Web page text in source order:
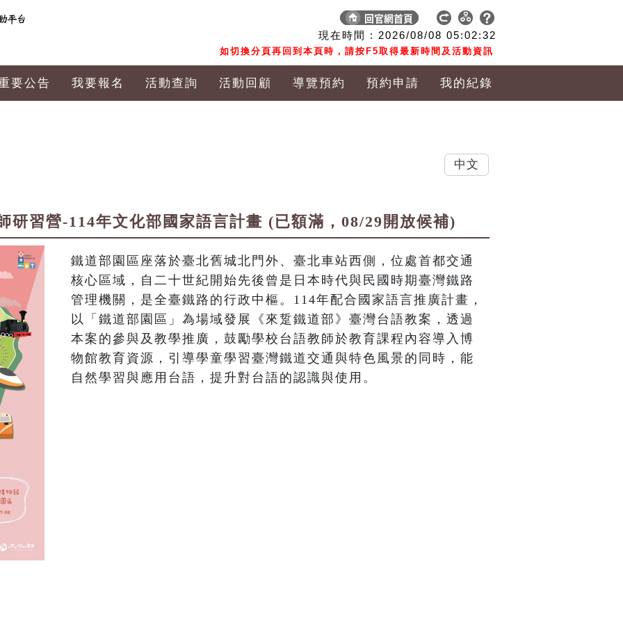
現在時間 : 2026/08/08 05:02:33
如切換分頁再回到本頁時，請按F5取得最新時間及活動資訊
要公告 我要報名 活動查詢 活動回顧 導覽預約 預約申請 我的紀錄
研習營-114年文化部國家語言計畫 (已額滿，08/29開放候補)
鐵道部園區座落於臺北舊城北門外、臺北車站西側，位處首都交通
核心區域，自二十世紀開始先後曾是日本時代與民國時期臺灣鐵路
管理機關，是全臺鐵路的行政中樞。114年配合國家語言推廣計畫，
以「鐵道部園區」為場域發展《來踅鐵道部》臺灣台語教案，透過
本案的參與及教學推廣，鼓勵學校台語教師於教育課程內容導入博
物館教育資源，引導學童學習臺灣鐵道交通與特色風景的同時，能
自然學習與應用台語，提升對台語的認識與使用。